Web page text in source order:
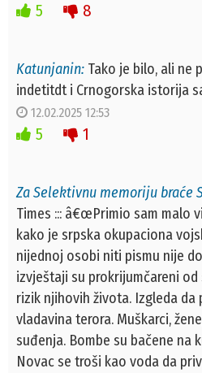
5 8
Katunjanin: Tako je bilo, ali ne
indetitdt i Crnogorska istorija
12.02.2025 12:53
5 1
Za Selektivnu memoriju braće
Times ::: â€œPrimio sam malo
kako je srpska okupaciona
nijednoj osobi niti pismu nije
izvještaji su prokrijumčareni
rizik njihovih života. Izgleda
vladavina terora. Muškarci,
suđenja. Bombe su bačene na
Novac se troši kao voda da